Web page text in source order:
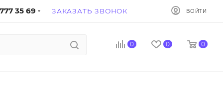
35 69 ЗАКАЗАТЬ ЗВОНОК ВОЙТИ
0 0 0